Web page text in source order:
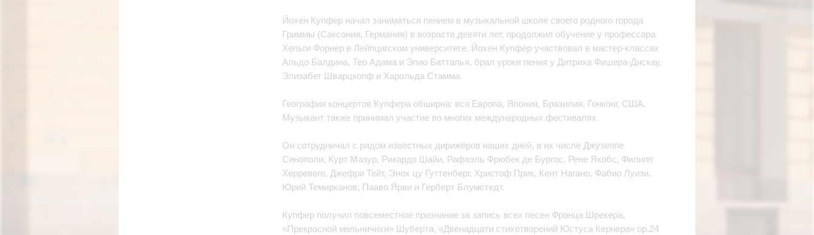
Йохен Купфер начал заниматься пением в музыкальной школе своего родного города
Гриммы (Саксония, Германия) в возрасте девяти лет, продолжил обучение у профессора
Хельги Форнер в Лейпцигском университете. Йохен Купфер участвовал в мастер-классах
Альдо Балдина, Тео Адама и Элио Батталья, брал уроки пения у Дитриха Фишера-Дискау,
Элизабет Шварцкопф и Харольда Стамма.
География концертов Купфера обширна: вся Европа, Япония, Бразилия, Гонконг, США.
Музыкант также принимал участие во многих международных фестивалях.
Он сотрудничал с рядом известных дирижёров наших дней, в их числе Джузеппе
Синополи, Курт Мазур, Рикардо Шайи, Рафаэль Фрюбек де Бургос, Рене Якобс, Филипп
Херревеге, Джефри Тейт, Энох цу Гуттенберг, Христоф Прик, Кент Нагано, Фабио Луизи,
Юрий Темирканов, Пааво Ярви и Герберт Блумстедт.
Купфер получил повсеместное признание за запись всех песен Франца Шрекера,
«Прекрасной мельничихи» Шуберта, «Двенадцати стихотворений Юстуса Кернера» ор.24